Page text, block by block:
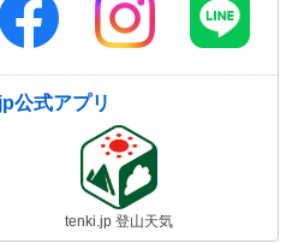
公式アプリ
tenki.jp 登山天気